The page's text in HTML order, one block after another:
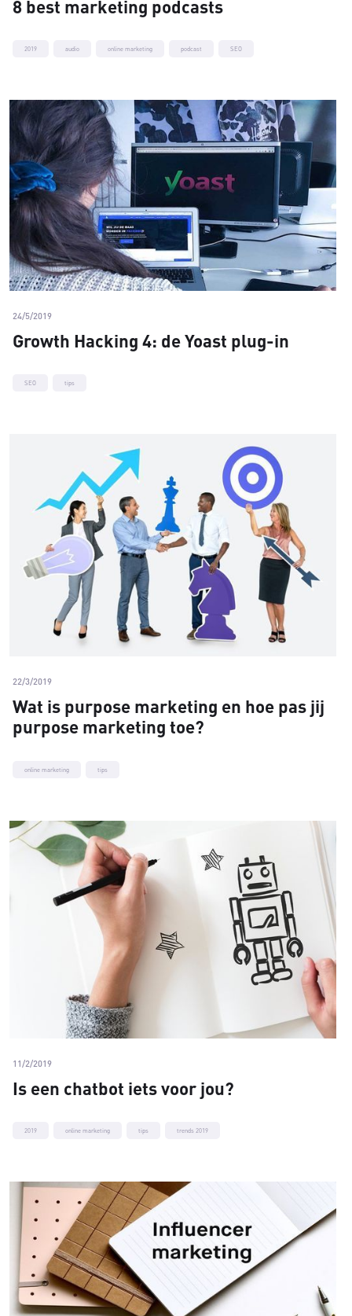
2019 audio online marketing podcast SEO
8 best marketing podcasts
SEO tips
24/5/2019
Growth Hacking 4: de Yoast plug-in
online marketing tips
22/3/2019
Wat is purpose marketing en hoe pas jij
purpose marketing toe?
2019 online marketing tips trends 2019
11/2/2019
Is een chatbot iets voor jou?